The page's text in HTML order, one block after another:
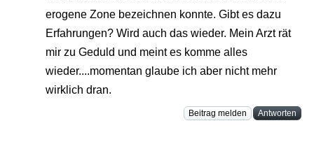
erogene Zone bezeichnen konnte. Gibt es dazu
Erfahrungen? Wird auch das wieder. Mein Arzt rät
mir zu Geduld und meint es komme alles
wieder....momentan glaube ich aber nicht mehr
wirklich dran.
Beitrag melden Antworten